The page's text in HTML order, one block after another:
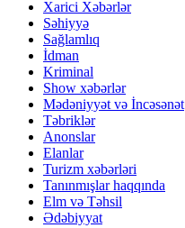
Xarici Xəbərlər
Səhiyyə
Sağlamlıq
İdman
Kriminal
Show xəbərlər
Mədəniyyət və İncəsənət
Təbriklər
Anonslar
Elanlar
Turizm xəbərləri
Tanınmışlar haqqında
Elm və Təhsil
Ədəbiyyat